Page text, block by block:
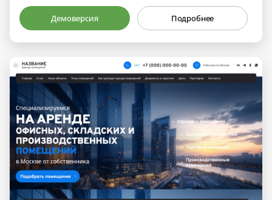
Демоверсия Подробнее